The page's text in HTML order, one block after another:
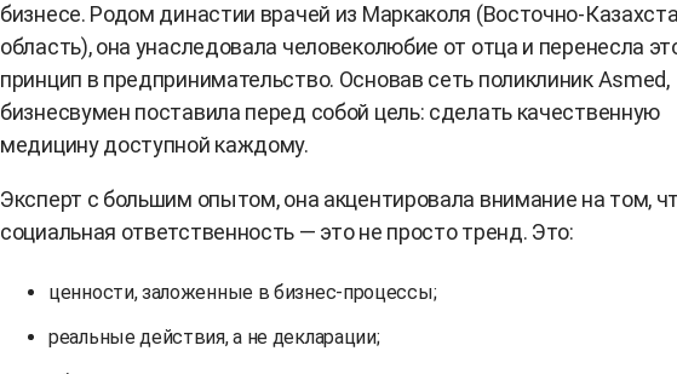
бизнесе. Родом династии врачей из Маркаколя (Восточно-
область), она унаследовала человеколюбие от отца и перенесла
принцип в предпринимательство. Основав сеть поликлиник Asmed,
бизнесвумен поставила перед собой цель: сделать качественную
медицину доступной каждому.
Эксперт с большим опытом, она акцентировала внимание на том,
социальная ответственность — это не просто тренд. Это:
ценности, заложенные в бизнес-процессы;
реальные действия, а не декларации;